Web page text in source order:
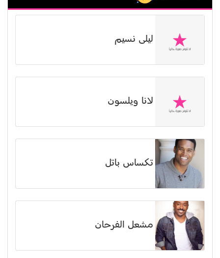
ليلى نسيم
لانا ويلسون
تكساس باتل
مشعل الفرحان